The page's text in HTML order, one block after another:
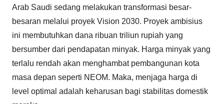
Arab Saudi sedang melakukan transformasi besar-
besaran melalui proyek Vision 2030. Proyek ambisius
ini membutuhkan dana ribuan triliun rupiah yang
bersumber dari pendapatan minyak. Harga minyak yang
terlalu rendah akan menghambat pembangunan kota
masa depan seperti NEOM. Maka, menjaga harga di
level optimal adalah keharusan bagi stabilitas domestik